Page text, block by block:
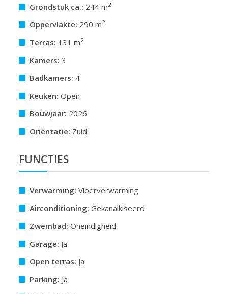
Grondstuk ca.: 244 m2
Oppervlakte: 290 m2
Terras: 131 m2
Kamers: 3
Badkamers: 4
Keuken: Open
Bouwjaar: 2026
Oriëntatie: Zuid
FUNCTIES
Verwarming: Vloerverwarming
Airconditioning: Gekanalkiseerd
Zwembad: Oneindigheid
Garage: Ja
Open terras: Ja
Parking: Ja